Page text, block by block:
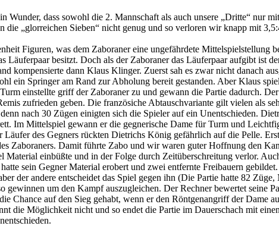
Wunder, dass sowohl die 2. Mannschaft als auch unsere „Dritte“ nur
die „glorreichen Sieben“ nicht genug und so verloren wir knapp mit
Figuren, was dem Zaboraner eine ungefährdete Mittelspielstellung
besitzt. Doch als der Zaboraner das Läuferpaar aufgibt ist
kompensierte dann Klaus Klinger. Zuerst sah es zwar nicht danach
ein Springer am Rand zur Abholung bereit gestanden. Aber Klaus
einstellte griff der Zaboraner zu und gewann die Partie dadurch.
zufrieden geben. Die französiche Abtauschvariante gilt vielen als
nach 30 Zügen einigten sich die Spieler auf ein Unentschieden.
Im Mittelspiel gewann er die gegnerische Dame für Turm und
des Gegners rückten Dietrichs König gefährlich auf die Pelle.
Zaboraners. Damit führte Zabo und wir waren guter Hoffnung den
einbüßte und in der Folge durch Zeitüberschreitung verlor.
sein Gegner Material erobert und zwei entfernte Freibauern
der andere entscheidet das Spiel gegen ihn (Die Partie hatte 82 Züge,
um den Kampf auszugleichen. Der Rechner bewertet seine
Chance auf den Sieg gehabt, wenn er den Röntgenangriff der Dame
die Möglichkeit nicht und so endet die Partie im Dauerschach mit